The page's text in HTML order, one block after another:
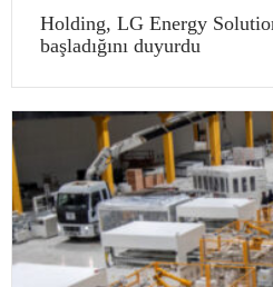
Holding, LG Energy
başladığını duyurdu